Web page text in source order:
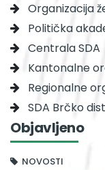
Organizacija
Politička
Centrala SDA
Kantonalne
Regionalne
SDA Brčko
Objavljeno
NOVOSTI